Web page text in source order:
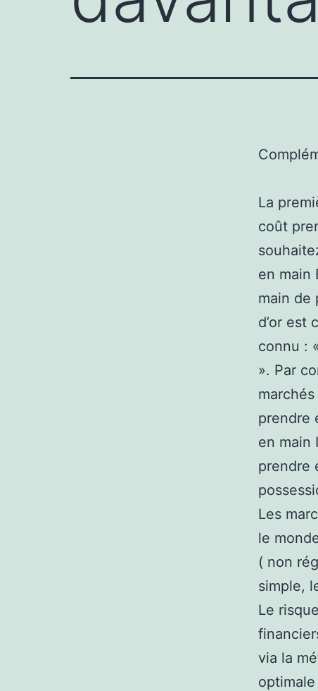
La
coût
en main
main de
d’or est
connu :
». Par
prendre
en main
prendre
Les
le
( non
simple,
Le
via la